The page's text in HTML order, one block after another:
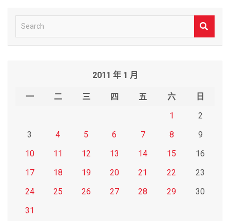
e
2011 年 1 月
一 二 三 四 五 六
日
1
2
3
4 5 6 7 8
9
10
11 12 13 14 15
16
17
18 19 20 21 22
23
24
25 26 27 28 29
30
31